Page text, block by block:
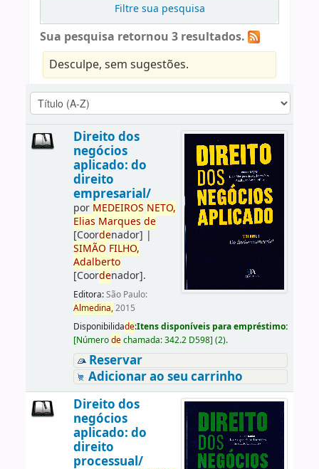
Filtre sua pesquisa
Sua pesquisa retornou 3 resultados.
Desculpe, sem sugestões.
Direito dos
negócios
aplicado: do
direito
empresarial/
por MEDEIROS NETO,
Elias Marques de
[Coordenador] |
SIMÃO FILHO,
Adalberto
[Coordenador].
Editora:São Paulo:
Almedina,2015
Disponibilidade:Itens disponíveis para empréstimo:
[Númerodechamada:342.2 D598] (2).
Reservar
Adicionar ao seu carrinho
Direito dos
negócios
aplicado: do
direito
processual/